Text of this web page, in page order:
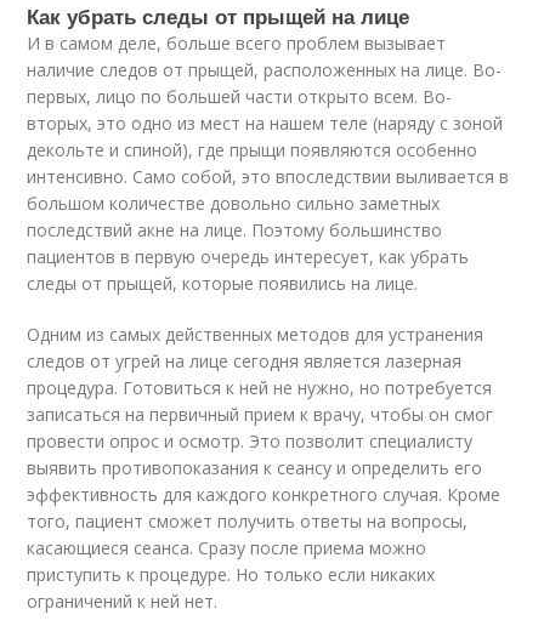
Как убрать следы от прыщей на лице
И в самом деле, больше всего проблем вызывает
наличие следов от прыщей, расположенных на лице. Во-
первых, лицо по большей части открыто всем. Во-
вторых, это одно из мест на нашем теле (наряду с зоной
декольте и спиной), где прыщи появляются особенно
интенсивно. Само собой, это впоследствии выливается в
большом количестве довольно сильно заметных
последствий акне на лице. Поэтому большинство
пациентов в первую очередь интересует, как убрать
следы от прыщей, которые появились на лице.
Одним из самых действенных методов для устранения
следов от угрей на лице сегодня является лазерная
процедура. Готовиться к ней не нужно, но потребуется
записаться на первичный прием к врачу, чтобы он смог
провести опрос и осмотр. Это позволит специалисту
выявить противопоказания к сеансу и определить его
эффективность для каждого конкретного случая. Кроме
того, пациент сможет получить ответы на вопросы,
касающиеся сеанса. Сразу после приема можно
приступить к процедуре. Но только если никаких
ограничений к ней нет.